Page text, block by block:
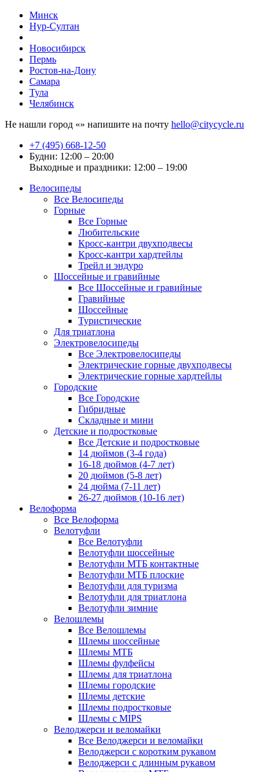
Минск
Нур-Султан
Новосибирск
Пермь
Ростов-на-Дону
Самара
Тула
Челябинск
Не нашли город «» напишите на почту hello@citycycle.ru
+7 (495) 668-12-50
Будни: 12:00 – 20:00
Выходные и праздники: 12:00 – 19:00
Велосипеды
Все Велосипеды
Горные
Все Горные
Любительские
Кросс-кантри двухподвесы
Кросс-кантри хардтейлы
Трейл и эндуро
Шоссейные и гравийные
Все Шоссейные и гравийные
Гравийные
Шоссейные
Туристические
Для триатлона
Электровелосипеды
Все Электровелосипеды
Электрические горные двухподвесы
Электрические горные хардтейлы
Городские
Все Городские
Гибридные
Складные и мини
Детские и подростковые
Все Детские и подростковые
14 дюймов (3-4 года)
16-18 дюймов (4-7 лет)
20 дюймов (5-8 лет)
24 дюйма (7-11 лет)
26-27 дюймов (10-16 лет)
Велоформа
Все Велоформа
Велотуфли
Все Велотуфли
Велотуфли шоссейные
Велотуфли МТБ контактные
Велотуфли МТБ плоские
Велотуфли для туризма
Велотуфли для триатлона
Велотуфли зимние
Велошлемы
Все Велошлемы
Шлемы шоссейные
Шлемы МТБ
Шлемы фулфейсы
Шлемы для триатлона
Шлемы городские
Шлемы детские
Шлемы подростковые
Шлемы с MIPS
Велоджерси и веломайки
Все Велоджерси и веломайки
Велоджерси с коротким рукавом
Велоджерси с длинным рукавом